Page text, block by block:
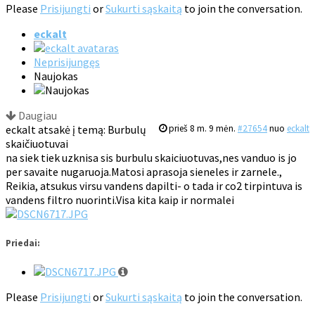
Please Prisijungti orSukurti sąskaitą to join the conversation.
eckalt
Neprisijungęs
Naujokas
Daugiau
prieš 8 m. 9 mėn. #27654nuo eckalt
eckalt atsakė į temą: Burbulų
skaičiuotuvai
na siek tiek uzknisa sis burbulu skaiciuotuvas,nes vanduo is jo
per savaite nugaruoja.Matosi aprasoja sieneles ir zarnele.,
Reikia, atsukus virsu vandens dapilti- o tada ir co2 tirpintuva is
vandens filtro nuorinti.Visa kita kaip ir normalei
Priedai:
Please Prisijungti orSukurti sąskaitą to join the conversation.